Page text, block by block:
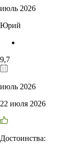
июль 2026
Юрий
9,7
июль 2026
22 июля 2026
Достоинства: